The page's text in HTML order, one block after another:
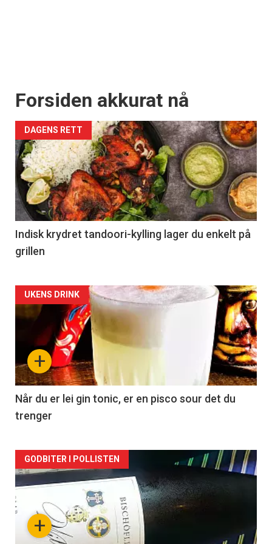
Forsiden akkurat nå
DAGENS RETT
Indisk krydret tandoori-kylling lager du enkelt på
grillen
Forsiden
akkurat
nå
-
2
+
UKENS DRINK
Når du er lei gin tonic, er en pisco sour det du
trenger
Forsiden
akkurat
nå+
GODBITER I POLLISTEN